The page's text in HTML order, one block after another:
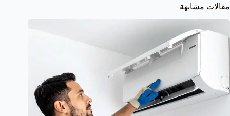
مقالات مشابهة